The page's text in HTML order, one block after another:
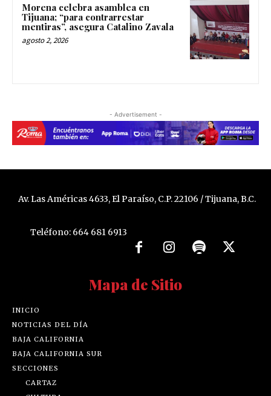
Morena celebra asamblea en
Tijuana; “para contrarrestar
mentiras”, asegura Catalino Zavala
agosto 2, 2026
- Advertisement -
Av. Las Américas 4633, El Paraíso, C.P. 22106 / Tijuana, B.C.
Teléfono: 664 681 6913
Mapa de Sitio
INICIO
NOTICIAS DEL DÍA
BAJA CALIFORNIA
BAJA CALIFORNIA SUR
SECCIONES
CARTAZ